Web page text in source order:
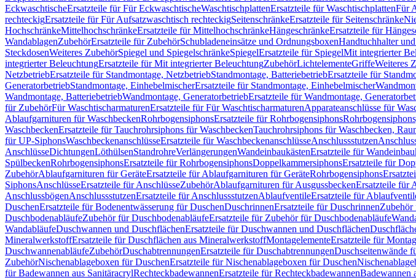
EckwaschtischeErsatzteile für Für EckwaschtischeWaschtischplattenErsatzteile für WaschtischplattenFür
rechteckigErsatzteile für Für Aufsatzwaschtisch rechteckigSeitenschränkeErsatzteile für Seitenschränke
HochschränkeMittelhochschränkeErsatzteile für MittelhochschränkeHängeschränkeErsatzteile für
WandablagenZubehörErsatzteile für ZubehörSchubladeneinsätze und OrdnungsboxenHandtuchhalter
SteckdosenWeiteres ZubehörSpiegel und SpiegelschränkeSpiegelErsatzteile für SpiegelMit integrierter
integrierter BeleuchtungErsatzteile für Mit integrierter BeleuchtungZubehörLichtelementeGriffeWeiteres
NetzbetriebErsatzteile für Standmontage, NetzbetriebStandmontage, BatteriebetriebErsatzteile für
GeneratorbetriebStandmontage, EinhebelmischerErsatzteile für Standmontage, Einhebelmischer
Wandmontage, BatteriebetriebWandmontage, GeneratorbetriebErsatzteile für Wandmontage,
für ZubehörFür WaschtischarmaturenErsatzteile für Für WaschtischarmaturenApparateanschlüsse für
Ablaufgarnituren für WaschbeckenRohrbogensiphonsErsatzteile für Rohrbogensiphons
WaschbeckenErsatzteile für Tauchrohrsiphons für WaschbeckenTauchrohrsiphons für Waschbecken,
für UP-SiphonsWaschbeckenanschlüsseErsatzteile für WaschbeckenanschlüsseAnschlussstutzen
AnschlüsseDichtungenLöthülsenStandrohreVerlängerungenWandeinbaukästenErsatzteile für
SpülbeckenRohrbogensiphonsErsatzteile für RohrbogensiphonsDoppelkammersiphonsErsatzteile für
ZubehörAblaufgarnituren für GeräteErsatzteile für Ablaufgarnituren für GeräteRohrbogensiphons
SiphonsAnschlüsseErsatzteile für AnschlüsseZubehörAblaufgarnituren für AusgussbeckenErsatzteile für
AnschlussbögenAnschlussstutzenErsatzteile für AnschlussstutzenAblaufventileErsatzteile für
DuschenErsatzteile für Bodenentwässerung für DuschenDuschrinnenErsatzteile für DuschrinnenZubehör
DuschbodenabläufeZubehör für DuschbodenabläufeErsatzteile für Zubehör für Duschbodenabläufe
WandabläufeDuschwannen und DuschflächenErsatzteile für Duschwannen und Duschflächen
MineralwerkstoffErsatzteile für Duschflächen aus MineralwerkstoffMontagelementeErsatzteile für
DuschwannenabläufeZubehörDuschabtrennungenErsatzteile für DuschabtrennungenDuschseitenwände
ZubehörNischenablageboxen für DuschenErsatzteile für Nischenablageboxen für Duschen
für Badewannen aus SanitäracrylRechteckbadewannenErsatzteile für RechteckbadewannenBadewannen